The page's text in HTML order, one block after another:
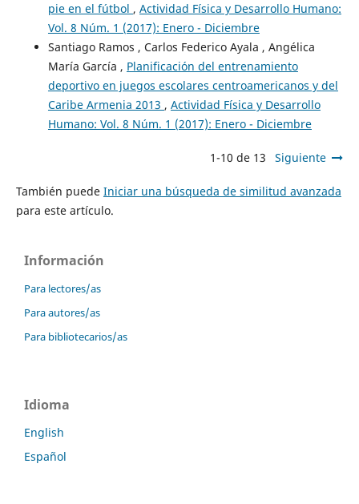
pie en el fútbol , Actividad Física y Desarrollo Humano:
Vol. 8 Núm. 1 (2017): Enero - Diciembre
Santiago Ramos , Carlos Federico Ayala , Angélica
María García , Planificación del entrenamiento
deportivo en juegos escolares centroamericanos y del
Caribe Armenia 2013 , Actividad Física y Desarrollo
Humano: Vol. 8 Núm. 1 (2017): Enero - Diciembre
1-10 de 13 Siguiente
También puede Iniciar una búsqueda de similitud avanzada
para este artículo.
Información
Para lectores/as
Para autores/as
Para bibliotecarios/as
Idioma
English
Español